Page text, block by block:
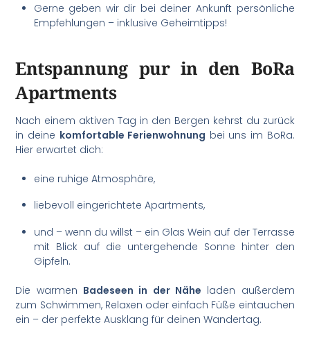
Gerne geben wir dir bei deiner Ankunft persönliche
Empfehlungen – inklusive Geheimtipps!
Entspannung pur in den BoRa
Apartments
Nach einem aktiven Tag in den Bergen kehrst du zurück
in deine komfortable Ferienwohnung bei uns im BoRa.
Hier erwartet dich:
eine ruhige Atmosphäre,
liebevoll eingerichtete Apartments,
und – wenn du willst – ein Glas Wein auf der Terrasse
mit Blick auf die untergehende Sonne hinter den
Gipfeln.
Die warmen Badeseen in der Nähe laden außerdem
zum Schwimmen, Relaxen oder einfach Füße eintauchen
ein – der perfekte Ausklang für deinen Wandertag.